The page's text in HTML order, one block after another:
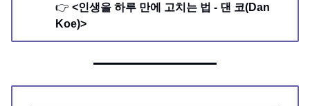
👉 <인생을 하루 만에 고치는 법 - 댄 코(Dan
Koe)>